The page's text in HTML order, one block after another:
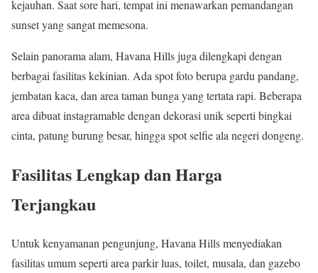
kejauhan. Saat sore hari, tempat ini menawarkan pemandangan
sunset yang sangat memesona.
Selain panorama alam, Havana Hills juga dilengkapi dengan
berbagai fasilitas kekinian. Ada spot foto berupa gardu pandang,
jembatan kaca, dan area taman bunga yang tertata rapi. Beberapa
area dibuat instagramable dengan dekorasi unik seperti bingkai
cinta, patung burung besar, hingga spot selfie ala negeri dongeng.
Fasilitas Lengkap dan Harga
Terjangkau
Untuk kenyamanan pengunjung, Havana Hills menyediakan
fasilitas umum seperti area parkir luas, toilet, musala, dan gazebo